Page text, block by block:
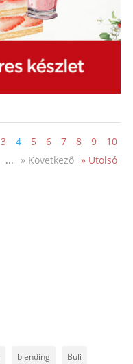
3 4 5 6 7 8 9
10
...
» Következő » Utolsó
blending Buli